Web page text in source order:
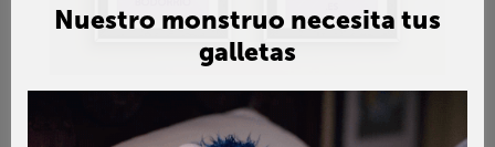
Nuestro monstruo necesita tus
galletas